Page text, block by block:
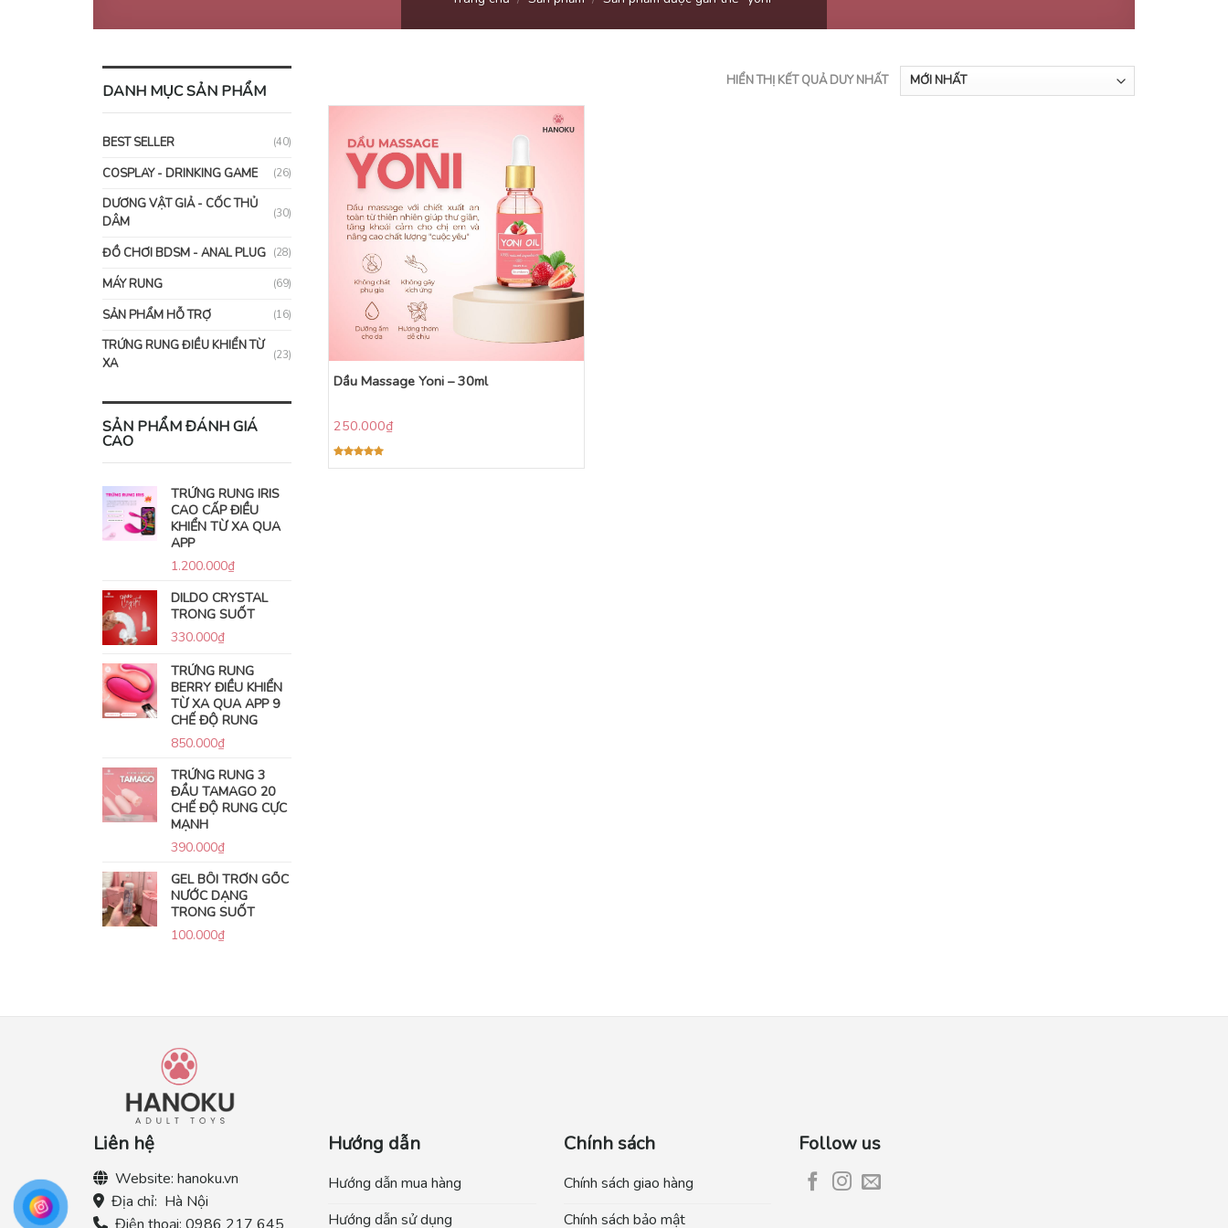
DANH MỤC SẢN PHẨM
BEST SELLER (40)
COSPLAY - DRINKING GAME (26)
DƯƠNG VẬT GIẢ - CỐC THỦ
DÂM
(30)
ĐỒ CHƠI BDSM - ANAL PLUG (28)
MÁY RUNG (69)
SẢN PHẨM HỖ TRỢ (16)
TRỨNG RUNG ĐIỀU KHIỂN TỪ
XA
(23)
SẢN PHẨM ĐÁNH GIÁ
CAO
TRỨNG RUNG IRIS
CAO CẤP ĐIỀU
KHIỂN TỪ XA QUA
APP
1.200.000₫
DILDO CRYSTAL
TRONG SUỐT
330.000₫
TRỨNG RUNG
BERRY ĐIỀU KHIỂN
TỪ XA QUA APP 9
CHẾ ĐỘ RUNG
850.000₫
TRỨNG RUNG 3
ĐẦU TAMAGO 20
CHẾ ĐỘ RUNG CỰC
MẠNH
390.000₫
GEL BÔI TRƠN GỐC
NƯỚC DẠNG
TRONG SUỐT
100.000₫
HIỂN THỊ KẾT QUẢ DUY NHẤT
Dầu Massage Yoni – 30ml
250.000₫
Được xếp
Liên hệ
Website: hanoku.vn
Địa chỉ: Hà Nội
Hướng dẫn
Hướng dẫn mua hàng
Hướng dẫn sử dụng
Chính sách
Chính sách giao hàng
Chính sách bảo mật
Follow us